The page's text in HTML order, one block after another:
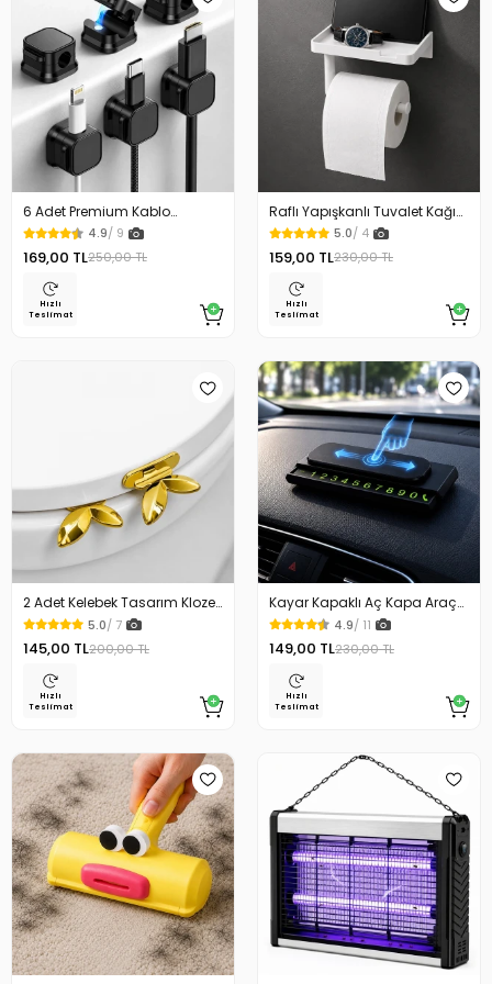
6 Adet Premium Kablo
Düzenleyici Kablo Tutucu
Mıknatıslı Kapak Özellikli
4.9/ 9
169,00 TL250,00 TL
Hızlı
Teslimat
Raflı Yapışkanlı Tuvalet Kağıdı
Askılığı
5.0/ 4
159,00 TL230,00 TL
Hızlı
Teslimat
2 Adet Kelebek Tasarım Klozet
Kaldırma Aparatı Gold Renk
5.0/ 7
145,00 TL200,00 TL
Hızlı
Teslimat
Kayar Kapaklı Aç Kapa Araç
Torpido Üstü Fosforlu
Numaratör Park Numaratörü
4.9/ 11
149,00 TL230,00 TL
Hızlı
Teslimat